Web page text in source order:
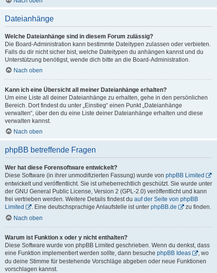
Dateianhänge
Welche Dateianhänge sind in diesem Forum zulässig?
Die Board-Administration kann bestimmte Dateitypen zulassen oder verbieten.
Falls du dir nicht sicher bist, welche Dateitypen du anhängen kannst und du
Unterstützung benötigst, wende dich bitte an die Board-Administration.
Nach oben
Kann ich eine Übersicht all meiner Dateianhänge erhalten?
Um eine Liste all deiner Dateianhänge zu erhalten, gehe in den persönlichen
Bereich. Dort findest du unter „Einstieg“ einen Punkt „Dateianhänge
verwalten“, über den du eine Liste deiner Dateianhänge erhalten und diese
verwalten kannst.
Nach oben
phpBB betreffende Fragen
Wer hat diese Forensoftware entwickelt?
Diese Software (in ihrer unmodifizierten Fassung) wurde von phpBB Limited
entwickelt und veröffentlicht. Sie ist urheberrechtlich geschützt. Sie wurde unter
der GNU General Public License, Version 2 (GPL-2.0) veröffentlicht und kann
frei vertrieben werden. Weitere Details findest du auf der Seite von phpBB
Limited
. Eine deutschsprachige Anlaufstelle ist unter phpBB.de
zu finden.
Nach oben
Warum ist Funktion x oder y nicht enthalten?
Diese Software wurde von phpBB Limited geschrieben. Wenn du denkst, dass
eine Funktion implementiert werden sollte, dann besuche phpBB Ideas
, wo
du deine Stimme für bestehende Vorschläge abgeben oder neue Funktionen
vorschlagen kannst.